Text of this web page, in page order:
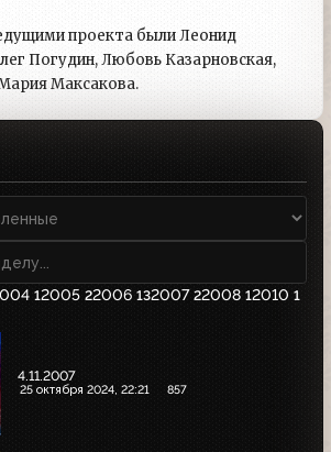
проекта были Леонид
Погудин, Любовь Казарновская,
Максакова.
12005 22006 132007 22008 12010 1
4.11.2007
25 октября 2024, 22:21 857